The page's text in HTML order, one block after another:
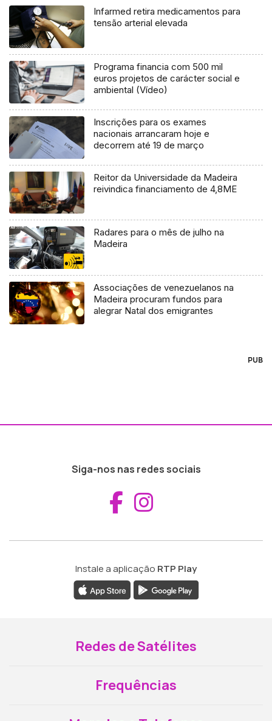
Infarmed retira medicamentos para
tensão arterial elevada
Programa financia com 500 mil
euros projetos de carácter social e
ambiental (Vídeo)
Inscrições para os exames
nacionais arrancaram hoje e
decorrem até 19 de março
Reitor da Universidade da Madeira
reivindica financiamento de 4,8ME
Radares para o mês de julho na
Madeira
Associações de venezuelanos na
Madeira procuram fundos para
alegrar Natal dos emigrantes
PUB
Siga-nos nas redes sociais
Aceder ao
Instale a aplicação RTP Play
Redes de Satélites
Frequências